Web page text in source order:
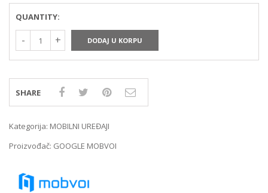
QUANTITY:
DODAJ U KORPU
SHARE
Kategorija: MOBILNI UREĐAJI
Proizvođač: GOOGLE MOBVOI